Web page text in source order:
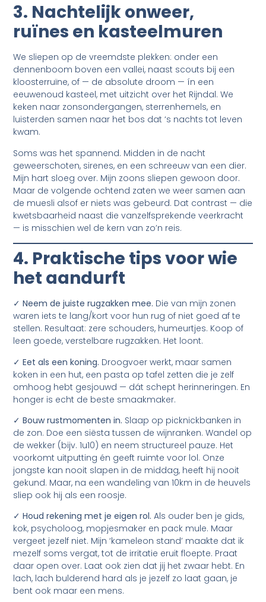
3. Nachtelijk onweer,
ruïnes en kasteelmuren
We sliepen op de vreemdste plekken: onder een
dennenboom boven een vallei, naast scouts bij een
kloosterruïne, of — de absolute droom — ín een
eeuwenoud kasteel, met uitzicht over het Rijndal. We
keken naar zonsondergangen, sterrenhemels, en
luisterden samen naar het bos dat ‘s nachts tot leven
kwam.
Soms was het spannend. Midden in de nacht
geweerschoten, sirenes, en een schreeuw van een dier.
Mijn hart sloeg over. Mijn zoons sliepen gewoon door.
Maar de volgende ochtend zaten we weer samen aan
de muesli alsof er niets was gebeurd. Dat contrast — die
kwetsbaarheid naast die vanzelfsprekende veerkracht
— is misschien wel de kern van zo’n reis.
4. Praktische tips voor wie
het aandurft
✓ Neem de juiste rugzakken mee. Die van mijn zonen
waren iets te lang/kort voor hun rug of niet goed af te
stellen. Resultaat: zere schouders, humeurtjes. Koop of
leen goede, verstelbare rugzakken. Het loont.
✓ Eet als een koning. Droogvoer werkt, maar samen
koken in een hut, een pasta op tafel zetten die je zelf
omhoog hebt gesjouwd — dát schept herinneringen. En
honger is echt de beste smaakmaker.
✓ Bouw rustmomenten in. Slaap op picknickbanken in
de zon. Doe een siësta tussen de wijnranken. Wandel op
de wekker (bijv. 1u10) en neem structureel pauze. Het
voorkomt uitputting én geeft ruimte voor lol. Onze
jongste kan nooit slapen in de middag, heeft hij nooit
gekund. Maar, na een wandeling van 10km in de heuvels
sliep ook hij als een roosje.
✓ Houd rekening met je eigen rol. Als ouder ben je gids,
kok, psycholoog, mopjesmaker en pack mule. Maar
vergeet jezelf niet. Mijn ‘kameleon stand’ maakte dat ik
mezelf soms vergat, tot de irritatie eruit floepte. Praat
daar open over. Laat ook zien dat jij het zwaar hebt. En
lach, lach bulderend hard als je jezelf zo laat gaan, je
bent ook maar een mens.